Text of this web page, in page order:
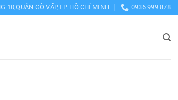
10,QUẬN GÒ VẤP,TP. HỒ CHÍ MINH 0936 999 878